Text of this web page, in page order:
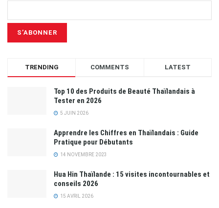
TRENDING COMMENTS LATEST
Top 10 des Produits de Beauté Thaïlandais à
Tester en 2026
5 JUIN 2026
Apprendre les Chiffres en Thaïlandais : Guide
Pratique pour Débutants
14 NOVEMBRE 2023
Hua Hin Thaïlande : 15 visites incontournables et
conseils 2026
15 AVRIL 2026